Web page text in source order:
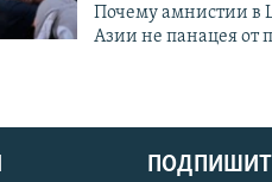
Почему амнистии в
Азии не панацея от